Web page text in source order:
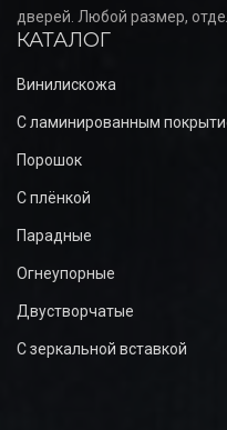
дверей. Любой размер,
КАТАЛОГ
Винилискожа
С ламинированным
Порошок
С плёнкой
Парадные
Огнеупорные
Двустворчатые
С зеркальной вставкой